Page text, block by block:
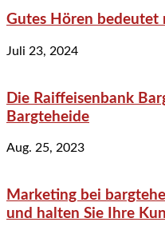
Gutes Hören bedeutet
Juli 23, 2024
Die Raiffeisenbank
Bargteheide
Aug. 25, 2023
Marketing bei
und halten Sie Ihre